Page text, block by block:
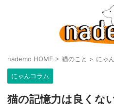
nademo HOME > 猫のこと > にゃ
にゃんコラム
猫の記憶力は良くな